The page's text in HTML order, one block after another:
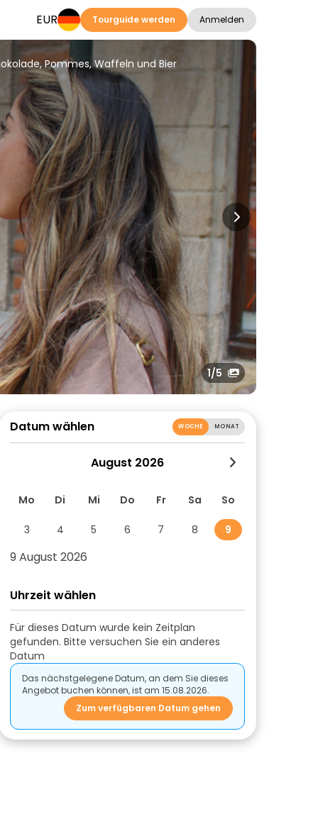
EUR Tourguide werden Anmelden
Pommes, Waffeln und Bier
1/5
Datum wählen WOCHE MONAT
August 2026
Mo Di Mi Do Fr Sa So
3 4 5 6 7 8 9
9 August 2026
Uhrzeit wählen
Für dieses Datum wurde kein Zeitplan
gefunden. Bitte versuchen Sie ein anderes
Datum
Das nächstgelegene Datum, an dem Sie dieses
Angebot buchen können, ist am 15.08.2026.
Zum verfügbaren Datum gehen